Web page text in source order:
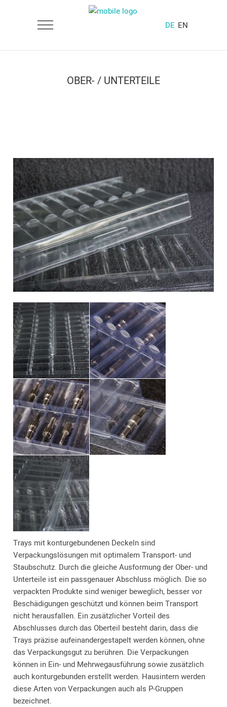
DE EN
OBER- / UNTERTEILE
Trays mit konturgebundenen Deckeln sind
Verpackungslösungen mit optimalem Transport- und
Staubschutz. Durch die gleiche Ausformung der Ober- und
Unterteile ist ein passgenauer Abschluss möglich. Die so
verpackten Produkte sind weniger beweglich, besser vor
Beschädigungen geschützt und können beim Transport
nicht herausfallen. Ein zusätzlicher Vorteil des
Abschlusses durch das Oberteil besteht darin, dass die
Trays präzise aufeinandergestapelt werden können, ohne
das Verpackungsgut zu berühren. Die Verpackungen
können in Ein- und Mehrwegausführung sowie zusätzlich
auch konturgebunden erstellt werden. Hausintern werden
diese Arten von Verpackungen auch als P-Gruppen
bezeichnet.